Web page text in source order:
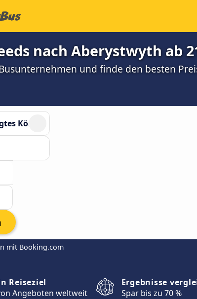
nach Aberystwyth ab
und finde den besten
mit Booking.com
Reiseziel
Angeboten weltweit
Ergebnisse
Spar bis zu 70 %